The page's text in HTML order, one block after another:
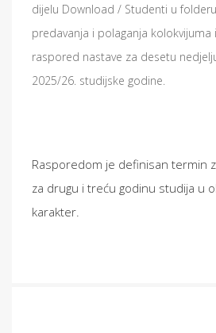
dijelu Download / Studenti u
predavanja i polaganja kolokvijuma
raspored nastave za desetu
2025/26. studijske godine.
Rasporedom je definisan termin
za drugu i treću godinu studija u
karakter.